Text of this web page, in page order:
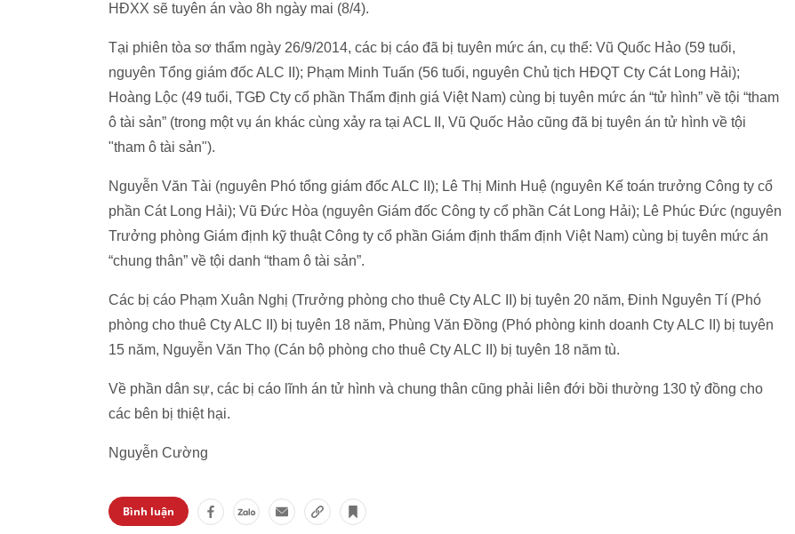
HĐXX sẽ tuyên án vào 8h ngày mai (8/4).
Tại phiên tòa sơ thẩm ngày 26/9/2014, các bị cáo đã bị tuyên mức án, cụ thể: Vũ Quốc Hảo (59 tuổi,
nguyên Tổng giám đốc ALC II); Phạm Minh Tuấn (56 tuổi, nguyên Chủ tịch HĐQT Cty Cát Long Hải);
Hoàng Lộc (49 tuổi, TGĐ Cty cổ phần Thẩm định giá Việt Nam) cùng bị tuyên mức án “tử hình” về tội “tham
ô tài sản” (trong một vụ án khác cùng xảy ra tại ACL II, Vũ Quốc Hảo cũng đã bị tuyên án tử hình về tội
"tham ô tài sản").
Nguyễn Văn Tài (nguyên Phó tổng giám đốc ALC II); Lê Thị Minh Huệ (nguyên Kế toán trưởng Công ty cổ
phần Cát Long Hải); Vũ Đức Hòa (nguyên Giám đốc Công ty cổ phần Cát Long Hải); Lê Phúc Đức (nguyên
Trưởng phòng Giám định kỹ thuật Công ty cổ phần Giám định thẩm định Việt Nam) cùng bị tuyên mức án
“chung thân” về tội danh “tham ô tài sản”.
Các bị cáo Phạm Xuân Nghị (Trưởng phòng cho thuê Cty ALC II) bị tuyên 20 năm, Đinh Nguyên Tí (Phó
phòng cho thuê Cty ALC II) bị tuyên 18 năm, Phùng Văn Đồng (Phó phòng kinh doanh Cty ALC II) bị tuyên
15 năm, Nguyễn Văn Thọ (Cán bộ phòng cho thuê Cty ALC II) bị tuyên 18 năm tù.
Về phần dân sự, các bị cáo lĩnh án tử hình và chung thân cũng phải liên đới bồi thường 130 tỷ đồng cho
các bên bị thiệt hại.
Nguyễn Cường
Bình luận